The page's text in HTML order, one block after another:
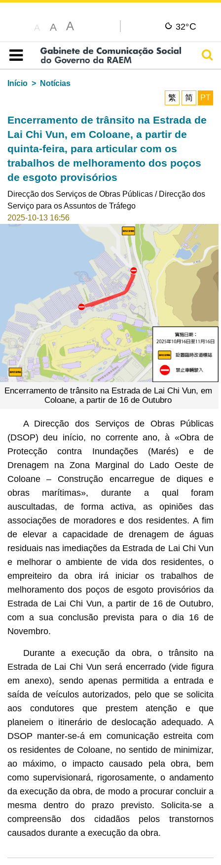
A A A 32°C
Índice
Início
Notícias
繁
简 PT
Encerramento de trânsito na Estrada de
Lai Chi Vun, em Coloane, a partir de
quinta-feira, para articular com os
trabalhos de melhoramento dos poços
de esgoto provisórios
Direcção dos Serviços de Obras Públicas / Direcção dos
Serviço para os Assuntos de Tráfego
2025-10-13 16:56
Encerramento de trânsito na Estrada de Lai Chi Vun, em
Coloane, a partir de 16 de Outubro
A Direcção dos Serviços de Obras Públicas
(DSOP) deu início, no corrente ano, à «Obra de
Protecção contra Inundações (Marés) e de
Drenagem na Zona Marginal do Lado Oeste de
Coloane – Construção encarregue de diques e
obras marítimas», durante a qual foram
auscultadas, de forma activa, as opiniões das
associações de moradores e dos residentes. A fim
de elevar a capacidade de drenagem de águas
residuais nas imediações da Estrada de Lai Chi Vun
e melhorar o ambiente de vida dos residentes, o
empreiteiro da obra irá iniciar os trabalhos de
melhoramento dos poços de esgoto provisórios da
Estrada de Lai Chi Vun, a partir de 16 de Outubro,
com a sua conclusão prevista para o dia 16 de
Novembro.
Durante a execução da obra, o trânsito na
Estrada de Lai Chi Vun será encerrado (vide figura
em anexo), sendo apenas permitida a entrada e
saída de veículos autorizados, pelo que se solicita
aos condutores que prestem atenção e que
planeiem o itinerário de deslocação adequado. A
DSOP manter-se-á em comunicação estreita com
os residentes de Coloane, no sentido de minimizar,
ao máximo, o impacto causado pela obra, bem
como supervisionará, rigorosamente, o andamento
da execução da obra, de modo a procurar concluir a
mesma dentro do prazo previsto. Solicita-se a
compreensão dos cidadãos pelos transtornos
causados durante a execução da obra.